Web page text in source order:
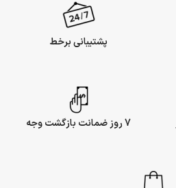
پشتیبانی برخط
7 روز ضمانت بازگشت وجه